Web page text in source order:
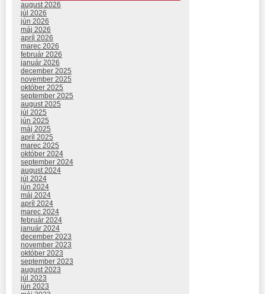
august 2026
júl 2026
jún 2026
máj 2026
apríl 2026
marec 2026
február 2026
január 2026
december 2025
november 2025
október 2025
september 2025
august 2025
júl 2025
jún 2025
máj 2025
apríl 2025
marec 2025
október 2024
september 2024
august 2024
júl 2024
jún 2024
máj 2024
apríl 2024
marec 2024
február 2024
január 2024
december 2023
november 2023
október 2023
september 2023
august 2023
júl 2023
jún 2023